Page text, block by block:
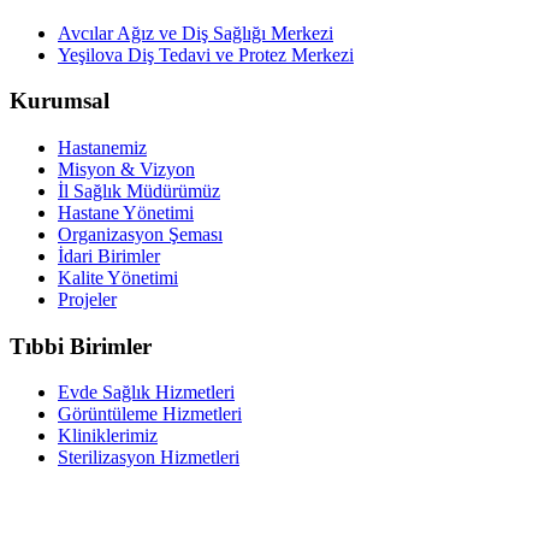
Avcılar Ağız ve Diş Sağlığı Merkezi
Yeşilova Diş Tedavi ve Protez Merkezi
Kurumsal
Hastanemiz
Misyon & Vizyon
İl Sağlık Müdürümüz
Hastane Yönetimi
Organizasyon Şeması
İdari Birimler
Kalite Yönetimi
Projeler
Tıbbi Birimler
Evde Sağlık Hizmetleri
Görüntüleme Hizmetleri
Kliniklerimiz
Sterilizasyon Hizmetleri